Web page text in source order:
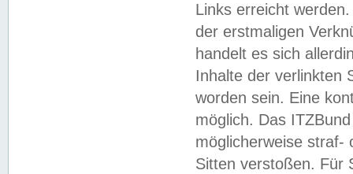
Links erreicht
der erstmaligen
handelt es sich
Inhalte der verlinkten
worden sein. Eine
möglich. Das
möglicherweise straf-
Sitten verstoßen. Für